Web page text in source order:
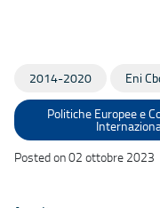
2014-2020 Eni
Politiche Europee e
Posted on 02 ottobre 2023